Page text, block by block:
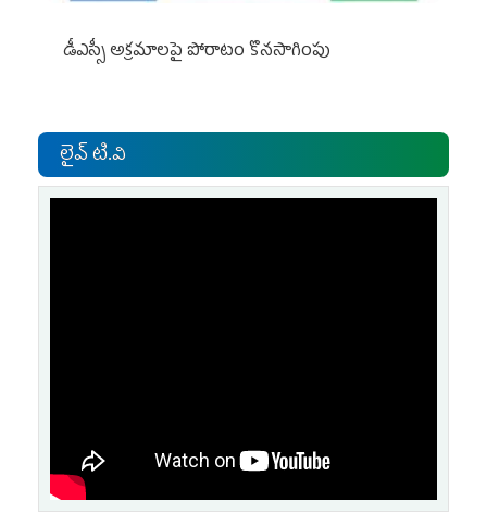
డీఎస్సీ అక్రమాలపై పోరాటం కొనసాగింపు
లైవ్ టి.వి